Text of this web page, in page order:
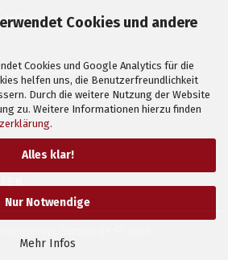
Cookies und andere
Cookies und Google Analytics für die
helfen uns, die Benutzerfreundlichkeit
Durch die weitere Nutzung der Website
zu. Weitere Informationen hierzu finden
.
Alles klar!
Nur Notwendige
Mehr Infos
Infos
sind KI-generierte
Visualisierung der Motive.